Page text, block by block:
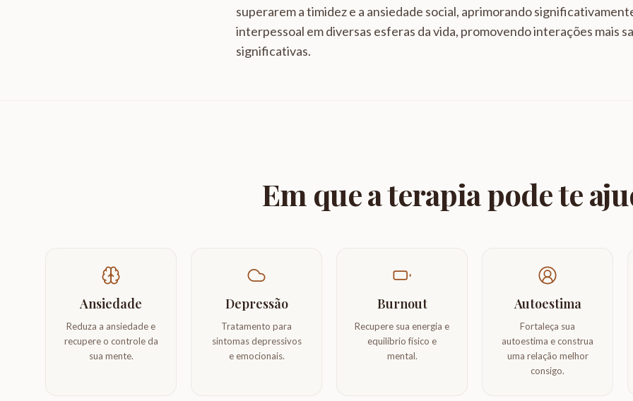
superarem a timidez e a ansiedade social, aprimorando
interpessoal em diversas esferas da vida, promovendo interações mais
significativas.
Em que a terapia pode te
Ansiedade
Reduza a ansiedade e
recupere o controle da
sua mente.
Depressão
Tratamento para
sintomas depressivos
e emocionais.
Burnout
Recupere sua energia e
equilíbrio físico e
mental.
Autoestima
Fortaleça sua
autoestima e construa
uma relação melhor
consigo.